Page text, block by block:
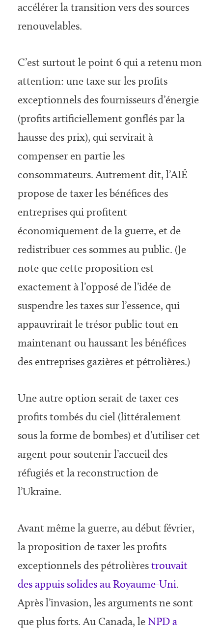
accélérer la transition vers des sources
renouvelables.
C’est surtout le point 6 qui a retenu mon
attention: une taxe sur les profits
exceptionnels des fournisseurs d’énergie
(profits artificiellement gonflés par la
hausse des prix), qui servirait à
compenser en partie les
consommateurs. Autrement dit, l’AIÉ
propose de taxer les bénéfices des
entreprises qui profitent
économiquement de la guerre, et de
redistribuer ces sommes au public. (Je
note que cette proposition est
exactement à l’opposé de l’idée de
suspendre les taxes sur l’essence, qui
appauvrirait le trésor public tout en
maintenant ou haussant les bénéfices
des entreprises gazières et pétrolières.)
Une autre option serait de taxer ces
profits tombés du ciel (littéralement
sous la forme de bombes) et d’utiliser cet
argent pour soutenir l’accueil des
réfugiés et la reconstruction de
l’Ukraine.
Avant même la guerre, au début février,
la proposition de taxer les profits
exceptionnels des pétrolièrestrouvait
des appuis solides au Royaume-Uni.
Après l’invasion, les arguments ne sont
que plus forts. Au Canada, le NPD a